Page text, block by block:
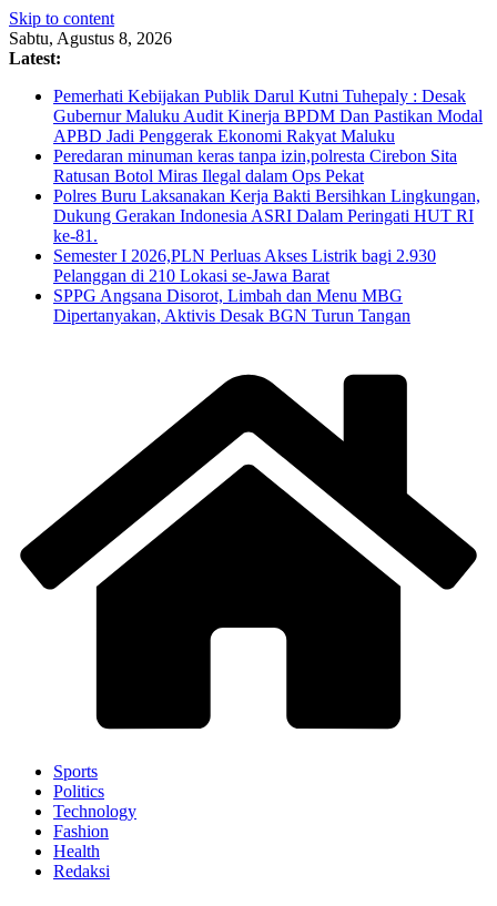
Skip to content
Sabtu, Agustus 8, 2026
Latest:
Pemerhati Kebijakan Publik Darul Kutni Tuhepaly : Desak
Gubernur Maluku Audit Kinerja BPDM Dan Pastikan Modal
APBD Jadi Penggerak Ekonomi Rakyat Maluku
Peredaran minuman keras tanpa izin,polresta Cirebon Sita
Ratusan Botol Miras Ilegal dalam Ops Pekat
Polres Buru Laksanakan Kerja Bakti Bersihkan Lingkungan,
Dukung Gerakan Indonesia ASRI Dalam Peringati HUT RI
ke-81.
Semester I 2026,PLN Perluas Akses Listrik bagi 2.930
Pelanggan di 210 Lokasi se-Jawa Barat
SPPG Angsana Disorot, Limbah dan Menu MBG
Dipertanyakan, Aktivis Desak BGN Turun Tangan
Sports
Politics
Technology
Fashion
Health
Redaksi